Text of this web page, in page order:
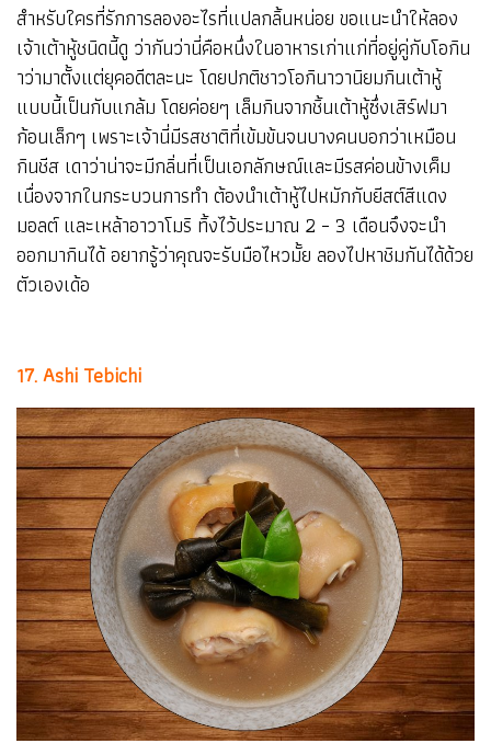
สำหรับใครที่รักการลองอะไรที่แปลกลิ้นหน่อย ขอแนะนำให้ลอง
เจ้าเต้าหู้ชนิดนี้ดู ว่ากันว่านี่คือหนึ่งในอาหารเก่าแก่ที่อยู่คู่กับโอกิน
าว่ามาตั้งแต่ยุคอดีตละนะ โดยปกติชาวโอกินาวานิยมกินเต้าหู้
แบบนี้เป็นกับแกล้ม โดยค่อยๆ เล็มกินจากชิ้นเต้าหู้ซึ่งเสิร์ฟมา
ก้อนเล็กๆ เพราะเจ้านี่มีรสชาติที่เข้มข้นจนบางคนบอกว่าเหมือน
กินชีส เดาว่าน่าจะมีกลิ่นที่เป็นเอกลักษณ์และมีรสค่อนข้างเค็ม
เนื่องจากในกระบวนการทำ ต้องนำเต้าหู้ไปหมักกับยีสต์สีแดง
มอลต์ และเหล้าอาวาโมริ ทิ้งไว้ประมาณ 2 – 3 เดือนจึงจะนำ
ออกมากินได้ อยากรู้ว่าคุณจะรับมือไหวมั้ย ลองไปหาชิมกันได้ด้วย
ตัวเองเด้อ
17. Ashi Tebichi